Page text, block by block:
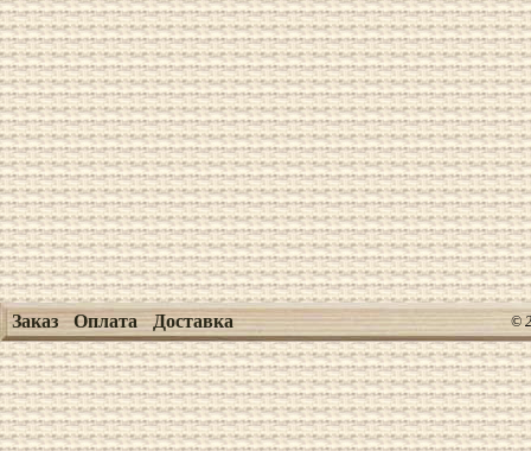
Заказ Оплата Доставка ©